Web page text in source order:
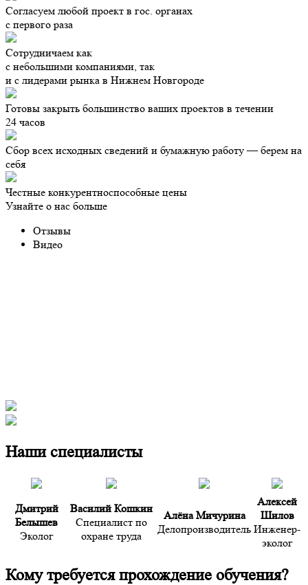
Согласуем любой проект в гос. органах
с первого раза
Сотрудничаем как
с небольшими компаниями, так
и с лидерами рынка в Нижнем Новгороде
Готовы закрыть большинство ваших проектов в течении
24 часов
Сбор всех исходных сведений и бумажную работу — берем на
себя
Честные конкурентноспособные цены
Узнайте о нас больше
Отзывы
Видео
Наши специалисты
Дмитрий
Белышев
Эколог
Василий Кошкин
Специалист по
охране труда
Алёна Мичурина
Делопроизводитель
Алексей
Шилов
Инженер-
эколог
Кому требуется прохождение обучения?